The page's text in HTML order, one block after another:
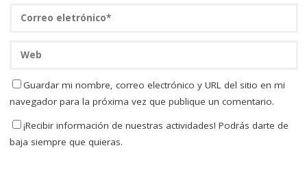
Guardar mi nombre, correo electrónico y URL del sitio en mi
navegador para la próxima vez que publique un comentario.
¡Recibir información de nuestras actividades! Podrás darte de
baja siempre que quieras.